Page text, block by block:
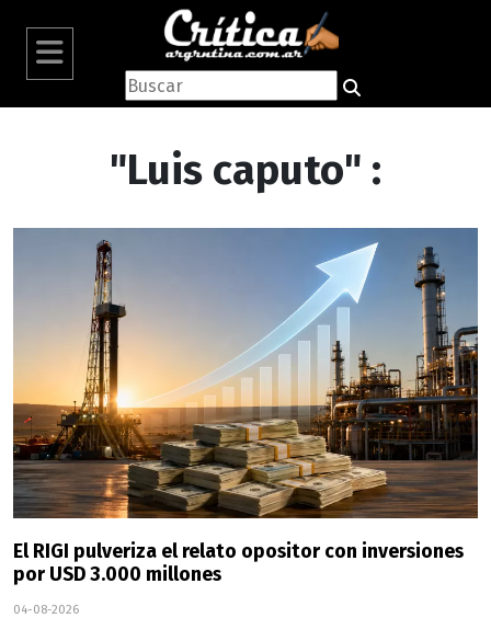
"Luis caputo" :
El RIGI pulveriza el relato opositor con inversiones
por USD 3.000 millones
04-08-2026